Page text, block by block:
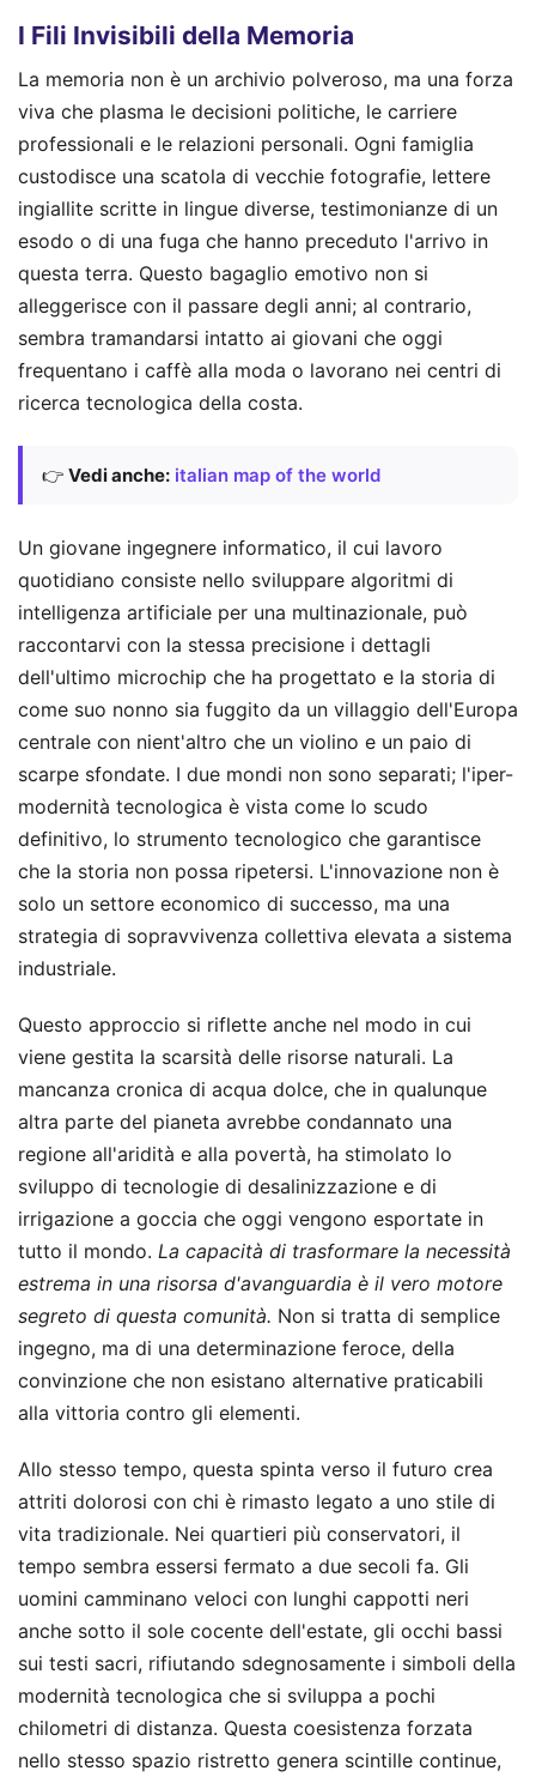
I Fili Invisibili della Memoria
La memoria non è un archivio polveroso, ma una forza
viva che plasma le decisioni politiche, le carriere
professionali e le relazioni personali. Ogni famiglia
custodisce una scatola di vecchie fotografie, lettere
ingiallite scritte in lingue diverse, testimonianze di un
esodo o di una fuga che hanno preceduto l'arrivo in
questa terra. Questo bagaglio emotivo non si
alleggerisce con il passare degli anni; al contrario,
sembra tramandarsi intatto ai giovani che oggi
frequentano i caffè alla moda o lavorano nei centri di
ricerca tecnologica della costa.
👉 Vedi anche: italian map of the world
Un giovane ingegnere informatico, il cui lavoro
quotidiano consiste nello sviluppare algoritmi di
intelligenza artificiale per una multinazionale, può
raccontarvi con la stessa precisione i dettagli
dell'ultimo microchip che ha progettato e la storia di
come suo nonno sia fuggito da un villaggio dell'Europa
centrale con nient'altro che un violino e un paio di
scarpe sfondate. I due mondi non sono separati; l'iper-
modernità tecnologica è vista come lo scudo
definitivo, lo strumento tecnologico che garantisce
che la storia non possa ripetersi. L'innovazione non è
solo un settore economico di successo, ma una
strategia di sopravvivenza collettiva elevata a sistema
industriale.
Questo approccio si riflette anche nel modo in cui
viene gestita la scarsità delle risorse naturali. La
mancanza cronica di acqua dolce, che in qualunque
altra parte del pianeta avrebbe condannato una
regione all'aridità e alla povertà, ha stimolato lo
sviluppo di tecnologie di desalinizzazione e di
irrigazione a goccia che oggi vengono esportate in
tutto il mondo. La capacità di trasformare la necessità
estrema in una risorsa d'avanguardia è il vero motore
segreto di questa comunità. Non si tratta di semplice
ingegno, ma di una determinazione feroce, della
convinzione che non esistano alternative praticabili
alla vittoria contro gli elementi.
Allo stesso tempo, questa spinta verso il futuro crea
attriti dolorosi con chi è rimasto legato a uno stile di
vita tradizionale. Nei quartieri più conservatori, il
tempo sembra essersi fermato a due secoli fa. Gli
uomini camminano veloci con lunghi cappotti neri
anche sotto il sole cocente dell'estate, gli occhi bassi
sui testi sacri, rifiutando sdegnosamente i simboli della
modernità tecnologica che si sviluppa a pochi
chilometri di distanza. Questa coesistenza forzata
nello stesso spazio ristretto genera scintille continue,